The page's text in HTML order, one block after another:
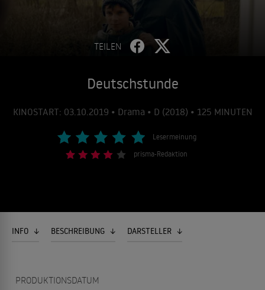
TEILEN
Deutschstunde
KINOSTART: 03.10.2019 • Drama • D (2018) • 125 MINUTEN
Lesermeinung
prisma-Redaktion
INFO BESCHREIBUNG DARSTELLER
PRODUKTIONSDATUM